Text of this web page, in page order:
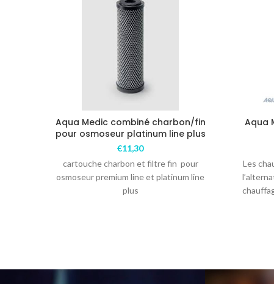
Aqua Medic combiné charbon/fin
pour osmoseur platinum line plus
€11,30
cartouche charbon et filtre fin pour
osmoseur premium line et platinum line
plus
Aqua
Les